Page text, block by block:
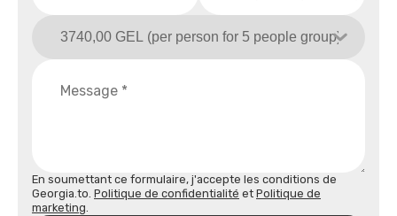
En soumettant ce formulaire, j'accepte les conditions de
Georgia.to. Politique de confidentialité et Politique de
marketing.